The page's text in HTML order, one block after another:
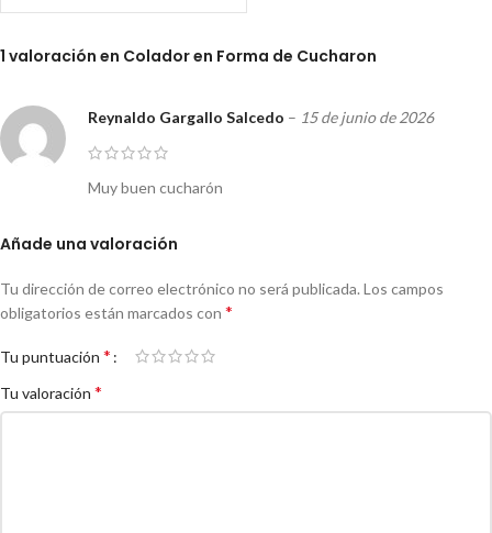
1 valoración en Colador en Forma de Cucharon
Reynaldo Gargallo Salcedo – 15 de junio de 2026
Muy buen cucharón
Añade una valoración
Tu dirección de correo electrónico no será publicada. Los campos
obligatorios están marcados con *
Tu puntuación *
Tu valoración *